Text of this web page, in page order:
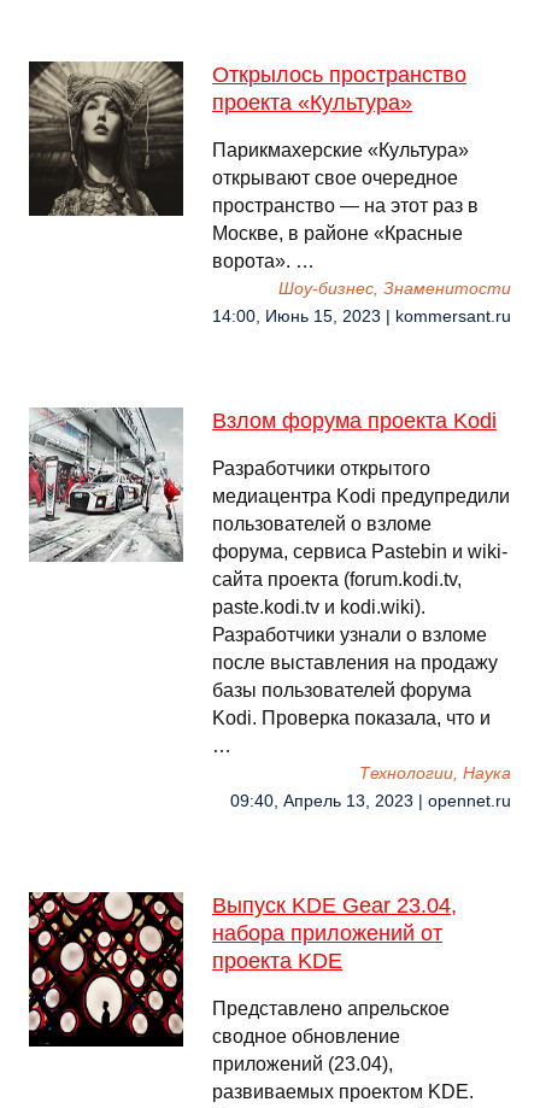
Открылось пространство
проекта «Культура»
Парикмахерские «Культура»
открывают свое очередное
пространство — на этот раз в
Москве, в районе «Красные
ворота». …
Шоу-бизнес, Знаменитости
14:00, Июнь 15, 2023 | kommersant.ru
Взлом форума проекта Kodi
Разработчики открытого
медиацентра Kodi предупредили
пользователей о взломе
форума, сервиса Pastebin и wiki-
сайта проекта (forum.kodi.tv,
paste.kodi.tv и kodi.wiki).
Разработчики узнали о взломе
после выставления на продажу
базы пользователей форума
Kodi. Проверка показала, что и
…
Технологии, Наука
09:40, Апрель 13, 2023 | opennet.ru
Выпуск KDE Gear 23.04,
набора приложений от
проекта KDE
Представлено апрельское
сводное обновление
приложений (23.04),
развиваемых проектом KDE.